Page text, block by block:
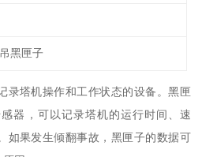
黑匣子
录塔机操作和工作状态的设备。黑匣
器，可以记录塔机的运行时间、速
如果发生倾翻事故，黑匣子的数据可